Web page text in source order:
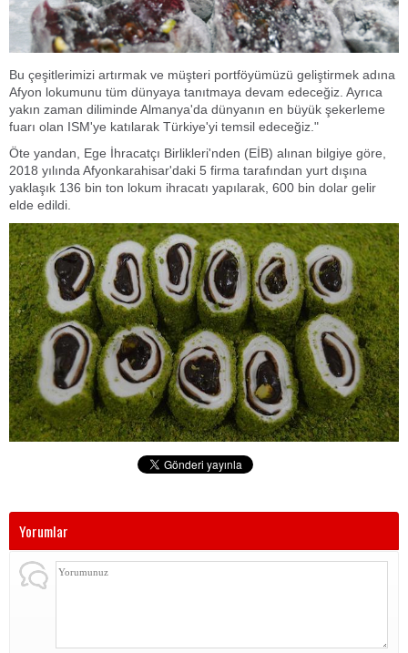
Bu çeşitlerimizi artırmak ve müşteri portföyümüzü geliştirmek adına
Afyon lokumunu tüm dünyaya tanıtmaya devam edeceğiz. Ayrıca
yakın zaman diliminde Almanya'da dünyanın en büyük şekerleme
fuarı olan ISM'ye katılarak Türkiye'yi temsil edeceğiz."
Öte yandan, Ege İhracatçı Birlikleri'nden (EİB) alınan bilgiye göre,
2018 yılında Afyonkarahisar'daki 5 firma tarafından yurt dışına
yaklaşık 136 bin ton lokum ihracatı yapılarak, 600 bin dolar gelir
elde edildi.
Yorumlar